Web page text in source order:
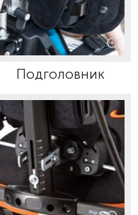
Подголовник